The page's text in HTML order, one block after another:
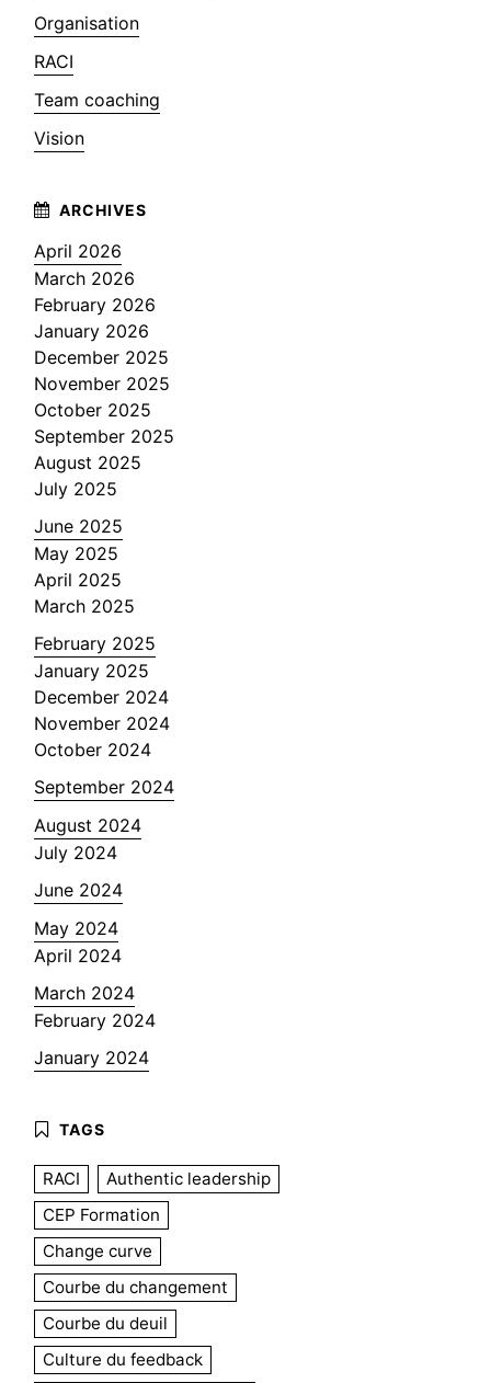
Organisation
RACI
Team coaching
Vision
April 2026
March 2026
February 2026
January 2026
December 2025
November 2025
October 2025
September 2025
August 2025
July 2025
June 2025
May 2025
April 2025
March 2025
February 2025
January 2025
December 2024
November 2024
October 2024
September 2024
August 2024
July 2024
June 2024
May 2024
April 2024
March 2024
February 2024
January 2024
RACI
Authentic leadership
CEP Formation
Change curve
Courbe du changement
Courbe du deuil
Culture du feedback